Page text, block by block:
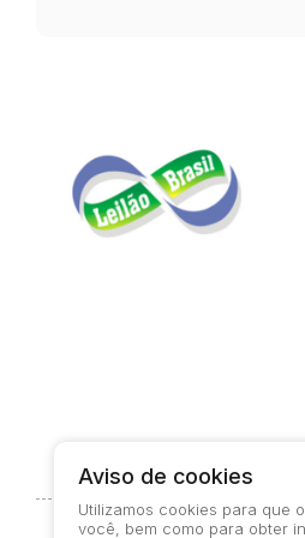
Aviso de cookies
Utilizamos cookies para que
você, bem como para obter